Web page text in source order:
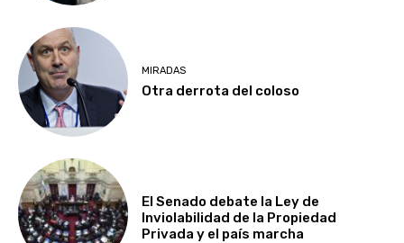
MIRADAS
Otra derrota del coloso
El Senado debate la Ley de
Inviolabilidad de la Propiedad
Privada y el país marcha